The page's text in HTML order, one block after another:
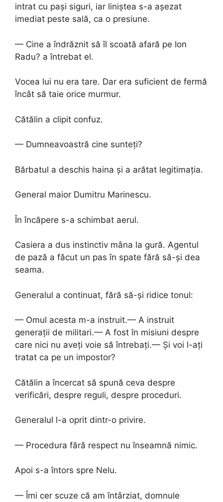
intrat cu pași siguri, iar liniștea s-a așezat
imediat peste sală, ca o presiune.
— Cine a îndrăznit să îl scoată afară pe Ion
Radu? a întrebat el.
Vocea lui nu era tare. Dar era suficient de fermă
încât să taie orice murmur.
Cătălin a clipit confuz.
— Dumneavoastră cine sunteți?
Bărbatul a deschis haina și a arătat legitimația.
General maior Dumitru Marinescu.
În încăpere s-a schimbat aerul.
Casiera a dus instinctiv mâna la gură. Agentul
de pază a făcut un pas în spate fără să-și dea
seama.
Generalul a continuat, fără să-și ridice tonul:
— Omul acesta m-a instruit.— A instruit
generații de militari.— A fost în misiuni despre
care nici nu aveți voie să întrebați.— Și voi l-ați
tratat ca pe un impostor?
Cătălin a încercat să spună ceva despre
verificări, despre reguli, despre proceduri.
Generalul l-a oprit dintr-o privire.
— Procedura fără respect nu înseamnă nimic.
Apoi s-a întors spre Nelu.
— Îmi cer scuze că am întârziat, domnule